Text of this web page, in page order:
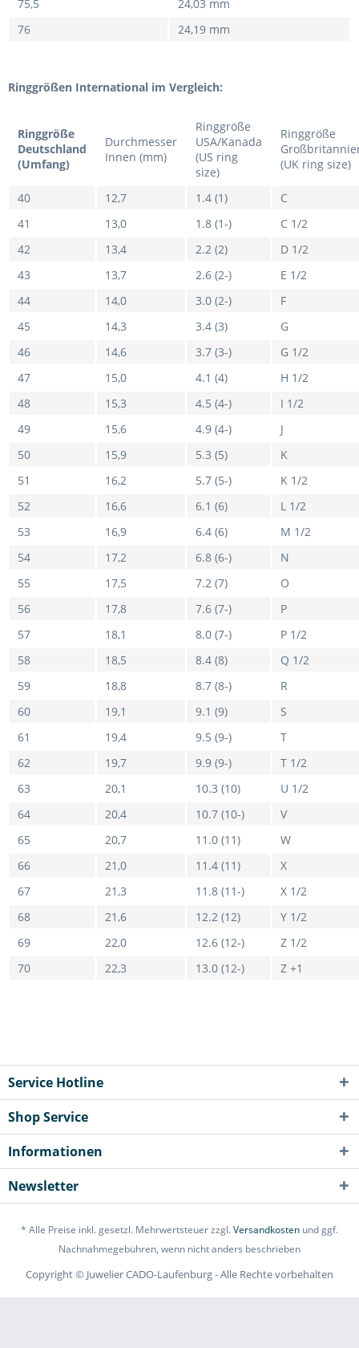
75,5
24,03 mm
76
24,19 mm
Ringgrößen International im Vergleich:
Ringgröße
Deutschland
(Umfang)
Durchmesser
Innen (mm)
Ringgröße
USA/Kanada
(US ring
size)
Ringgröße
(UK ring size)
40 12,7 1.4 (1)
C
41
13,0 1.8 (1-)
C 1/2
42
13,4 2.2 (2)
D 1/2
43
13,7 2.6 (2-)
E 1/2
44
14,0 3.0 (2-)
F
45
14,3 3.4 (3)
G
46
14,6 3.7 (3-)
G 1/2
47
15,0 4.1 (4)
H 1/2
48
15,3 4.5 (4-)
I 1/2
49
15,6 4.9 (4-)
J
50
15,9 5.3 (5)
K
51
16,2 5.7 (5-)
K 1/2
52
16,6 6.1 (6)
L 1/2
53
16,9 6.4 (6)
M 1/2
54
17,2 6.8 (6-)
N
55
17,5 7.2 (7)
O
56
17,8 7.6 (7-)
P
57
18,1 8.0 (7-)
P 1/2
58
18,5 8.4 (8)
Q 1/2
59
18,8 8.7 (8-)
R
60
19,1 9.1 (9)
S
61
19,4 9.5 (9-)
T
62
19,7 9.9 (9-)
T 1/2
63
20,1 10.3 (10)
U 1/2
64
20,4 10.7 (10-)
V
65
20,7 11.0 (11)
W
66
21,0 11.4 (11)
X
67
21,3 11.8 (11-)
X 1/2
68
21,6 12.2 (12)
Y 1/2
69
22,0 12.6 (12-)
Z 1/2
70
22,3 13.0 (12-) Z +1
Service Hotline
Shop Service
Informationen
Newsletter
* Alle Preise inkl. gesetzl. Mehrwertsteuer zzgl.Versandkosten und ggf.
Nachnahmegebühren, wenn nicht anders beschrieben
Copyright © Juwelier CADO-Laufenburg - Alle Rechte vorbehalten